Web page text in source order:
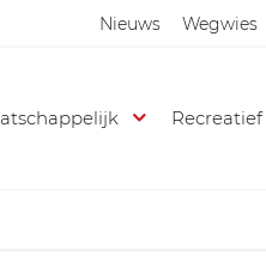
Nieuws Wegwies
Recreatief